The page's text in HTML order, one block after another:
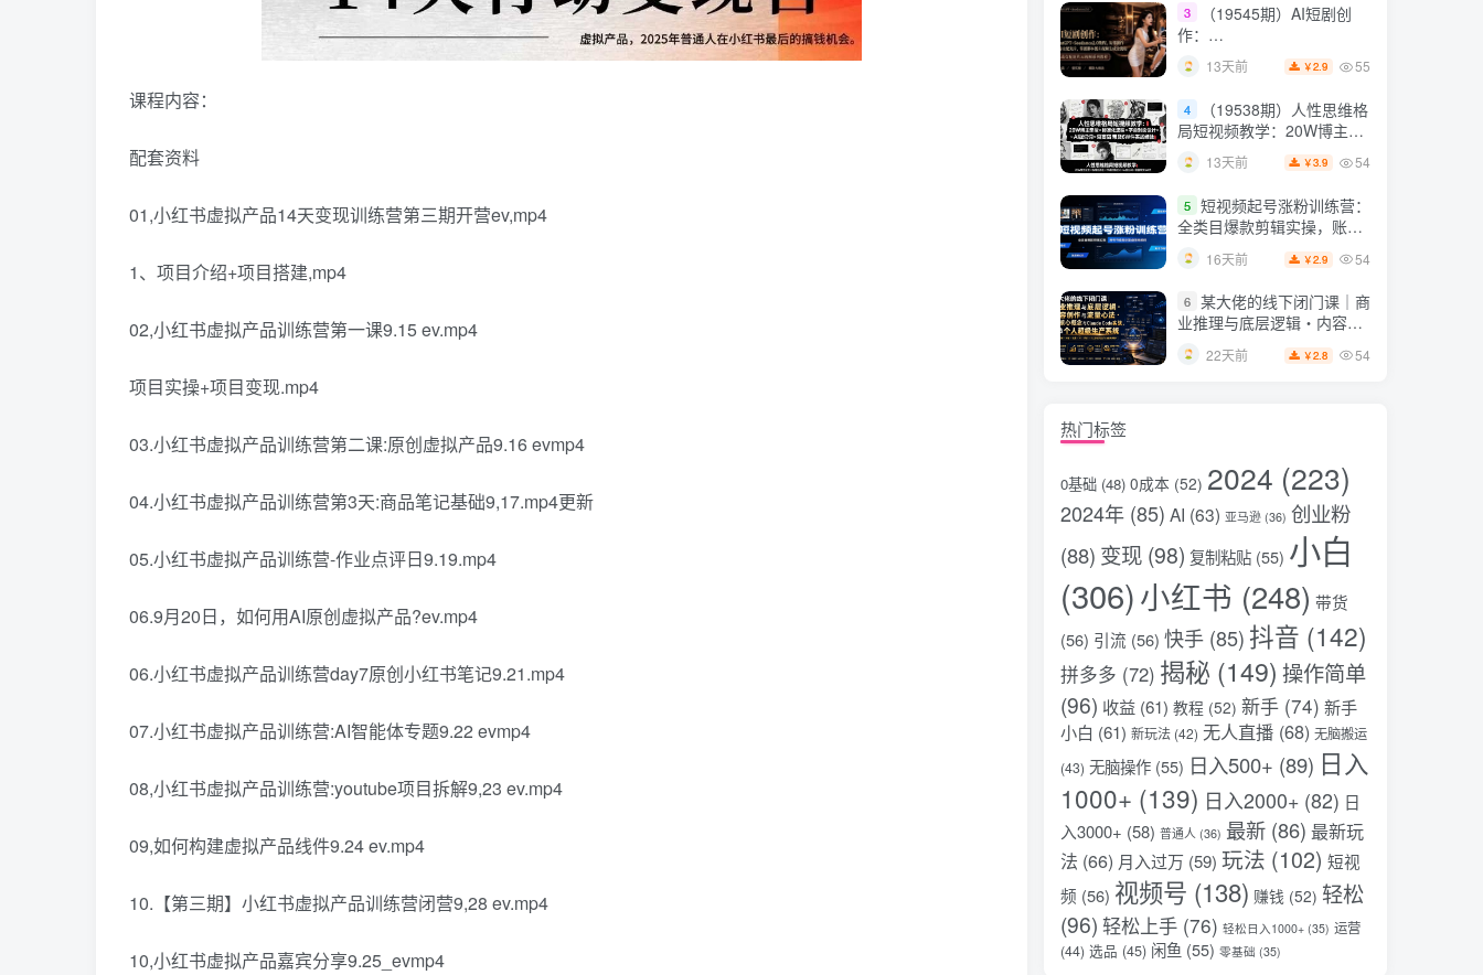
课程内容：
配套资料
01,小红书虚拟产品14天变现训练营第三期开营ev,mp4
1、项目介绍+项目搭建,mp4
02,小红书虚拟产品训练营第一课9.15 ev.mp4
项目实操+项目变现.mp4
03.小红书虚拟产品训练营第二课:原创虚拟产品9.16 evmp4
04.小红书虚拟产品训练营第3天:商品笔记基础9,17.mp4更新
05.小红书虚拟产品训练营-作业点评日9.19.mp4
06.9月20日，如何用AI原创虚拟产品?ev.mp4
06.小红书虚拟产品训练营day7原创小红书笔记9.21.mp4
07.小红书虚拟产品训练营:AI智能体专题9.22 evmp4
08,小红书虚拟产品训练营:youtube项目拆解9,23 ev.mp4
09,如何构建虚拟产品线件9.24 ev.mp4
10.【第三期】小红书虚拟产品训练营闭营9,28 ev.mp4
10,小红书虚拟产品嘉宾分享9.25_evmp4
3
（19545期）AI短剧创
作：
ChatGPT+Seedance2.0教
程，从零制作恶毒女配短
全流程
13天前 ￥2.9 55
4
（19538期）人性思维格
局短视频教学：20W博主亲
授×标准化流程×字幕封面设
计×AI提示词×橱窗带货6W
件实战经验
13天前 ￥3.9 54
5 短视频起号涨粉训练营：
全类目爆款剪辑实操，账号
节奏规划复盘落地教程
16天前 ￥2.9 54
6 某大佬的线下闭门课｜商
业推理与底层逻辑・内容创
作与流量心法・AI核心概念
与Claude Code实战，打造
22天前 ￥2.8 54
热门标签
0基础 (48) 0成本 (52) 2024 (223)
2024年 (85) AI (63) 亚马逊 (36) 创业粉
(88) 变现 (98) 复制粘贴 (55) 小白
(306)小红书 (248) 带货
(56) 引流 (56) 快手 (85) 抖音 (142)
拼多多 (72) 揭秘 (149) 操作简单
(96) 收益 (61) 教程 (52) 新手 (74) 新手
小白 (61) 新玩法 (42) 无人直播 (68) 无脑搬运
(43) 无脑操作 (55) 日入500+ (89) 日入
1000+ (139) 日入2000+ (82) 日
入3000+ (58) 普通人 (36) 最新 (86) 最新玩
法 (66) 月入过万 (59) 玩法 (102) 短视
频 (56) 视频号 (138) 赚钱 (52) 轻松
(96) 轻松上手 (76) 轻松日入1000+ (35) 运营
(44) 选品 (45) 闲鱼 (55) 零基础 (35)